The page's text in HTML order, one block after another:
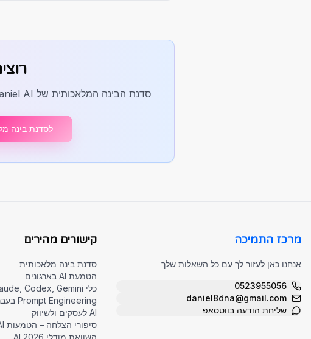
סדנת הבינה המלאכותית של DigitalCourse + Daniel AI מכסה את כל הכלים האלה – פרקטית, בעברית, להטמעה מיידית.
לסדנת בינה
מרכז התמיכה
אנחנו כאן לעזור לך עם כל השאלות שלך
0523955056
daniel8dna@gmail.com
שליחת הודעה בווטסאפ
קישורים מהירים
סדנת בינה מלאכותית
הטמעת AI בארגונים
כלי AI – Claude, Codex, Gemini
Prompt Engineering בעברית
AI לעסקים ולשיווק
סיפורי הצלחה – הטמעות AI
השוואת מודלי AI 2026